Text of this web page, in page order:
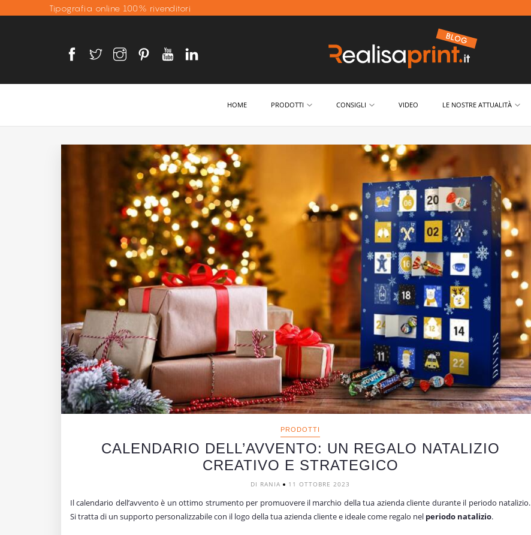
Tipografia online 100% rivenditori
HOME PRODOTTI CONSIGLI VIDEO LE NOSTRE ATTUALITÀ
PRODOTTI
CALENDARIO DELL’AVVENTO: UN REGALO NATALIZIO
CREATIVO E STRATEGICO
DI RANIA 11 OTTOBRE 2023
Il calendario dell’avvento è un ottimo strumento per promuovere il marchio della tua azienda cliente durante il periodo natalizio.
Si tratta di un supporto personalizzabile con il logo della tua azienda cliente e ideale come regalo nel periodo natalizio.